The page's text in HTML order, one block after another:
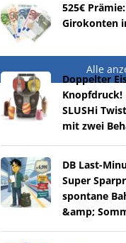
525€
Girokonten
Alle
Doppelter
Knopfdruck!
SLUSHi
mit zwei
DB Last-
Super
spontane
&amp;